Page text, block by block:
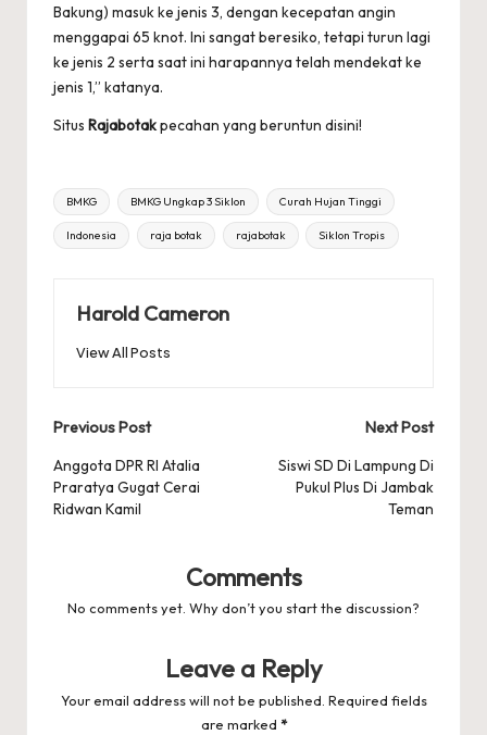
Bakung) masuk ke jenis 3, dengan kecepatan angin
menggapai 65 knot. Ini sangat beresiko, tetapi turun lagi
ke jenis 2 serta saat ini harapannya telah mendekat ke
jenis 1,” katanya.
Situs Rajabotakpecahan yang beruntun disini!
Tags:
BMKG BMKG Ungkap 3 Siklon Curah Hujan Tinggi
Indonesia raja botak rajabotak Siklon Tropis
Harold Cameron
View All Posts
Post
navigation
Previous Post
Anggota DPR RI Atalia
Praratya Gugat Cerai
Ridwan Kamil
Next Post
Siswi SD Di Lampung Di
Pukul Plus Di Jambak
Teman
Comments
No comments yet. Why don’t you start the discussion?
Leave a Reply
Your email address will not be published. Required fields
are marked *